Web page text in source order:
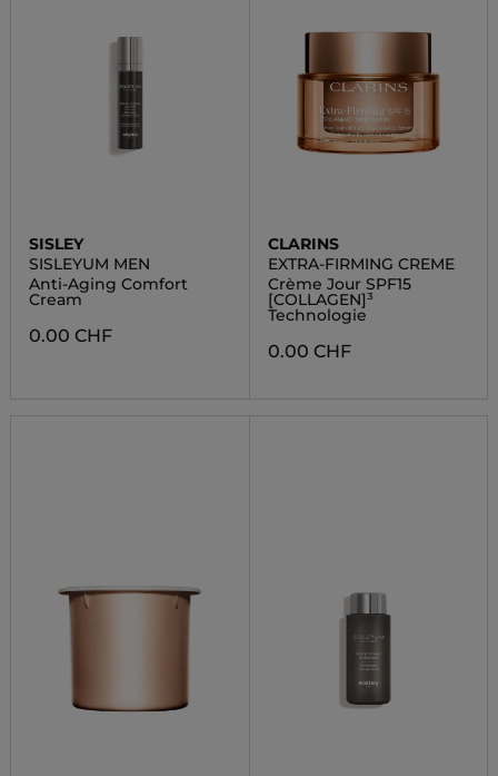
SISLEY
SISLEYUM MEN
Anti-Aging Comfort
Cream
0.00 CHF
CLARINS
EXTRA-FIRMING CREME
Crème Jour SPF15
[COLLAGEN]³
Technologie
0.00 CHF